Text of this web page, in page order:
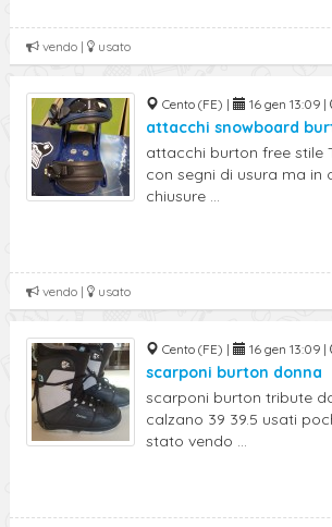
vendo | usato
Cento (FE) | 16 gen 13:09 |
attacchi snowboard
attacchi burton free stile
con segni di usura ma in
chiusure ...
vendo | usato
Cento (FE) | 16 gen 13:09 |
scarponi burton donna
scarponi burton tribute
calzano 39 39.5 usati
stato vendo ...